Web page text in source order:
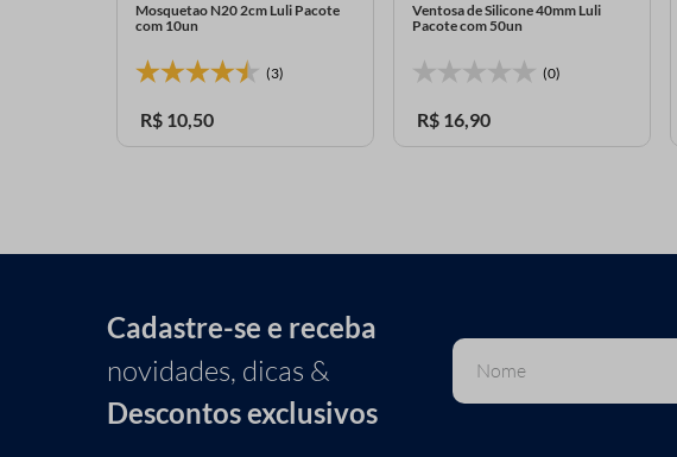
Mosquetao N20 2cm Luli Pacote
com 10un
(3)
R$ 10,50
Ventosa de Silicone 40mm Luli
Pacote com 50un
(0)
R$ 16,90
Cadastre-se e receba
novidades, dicas &
Descontos exclusivos